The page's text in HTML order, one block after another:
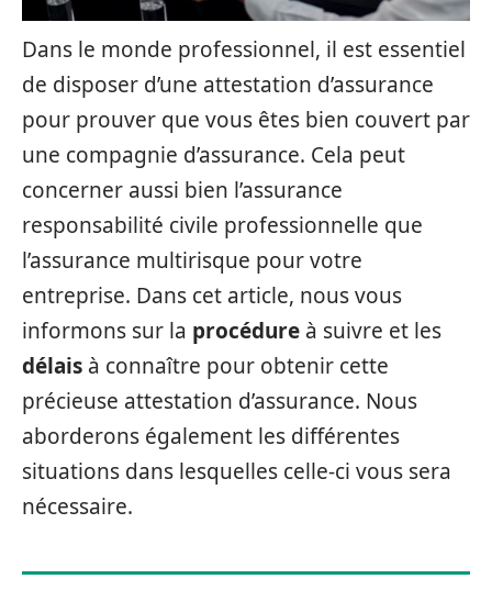
Dans le monde professionnel, il est essentiel
de disposer d’une attestation d’assurance
pour prouver que vous êtes bien couvert par
une compagnie d’assurance. Cela peut
concerner aussi bien l’assurance
responsabilité civile professionnelle que
l’assurance multirisque pour votre
entreprise. Dans cet article, nous vous
informons sur la procédure à suivre et les
délais à connaître pour obtenir cette
précieuse attestation d’assurance. Nous
aborderons également les différentes
situations dans lesquelles celle-ci vous sera
nécessaire.